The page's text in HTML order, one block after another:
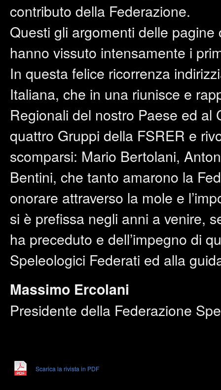
contributo della Federazione.
Questi gli argomenti delle
hanno vissuto intensamente i
In questa felice ricorrenza
Italiana, che in una riunisce e
Regionali del nostro Paese ed
quattro Gruppi della FSRER e
scomparsi: Mario Bertolani,
Bentini, che tanto amarono la
onorare attraverso la mole e
si è prefissa negli anni a venire,
ha preceduto e dell’impegno di
Speleologici Federati ed alla
Massimo Ercolani
Presidente della Federazione
Scarica la rivista in PDF